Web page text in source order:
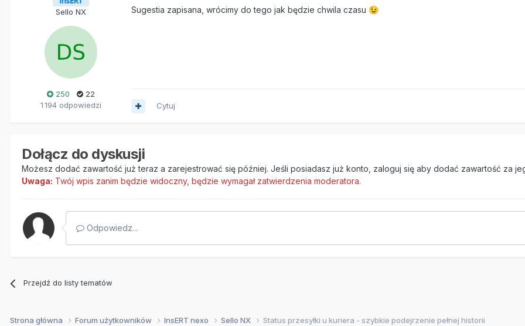
Sello NX
250
22
1 194 odpowiedzi
Sugestia zapisana, wrócimy do tego jak będzie chwila czasu 😉
Cytuj
Dołącz do dyskusji
Możesz dodać zawartość już teraz a zarejestrować się później. Jeśli posiadasz już konto, zaloguj się aby dodać zawartość za
Uwaga: Twój wpis zanim będzie widoczny, będzie wymagał zatwierdzenia moderatora.
Odpowiedz...
Przejdź do listy tematów
Strona główna Forum użytkowników InsERT nexo Sello NX Status przesyłki u kuriera - szybkie podejrzenie pełnej historii